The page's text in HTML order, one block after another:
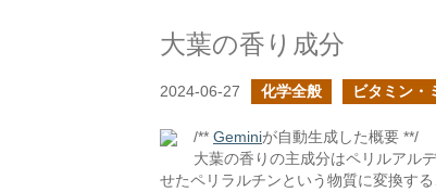
大葉の香り成分
2024-06-27 化学全般 ビタミン・
/** Geminiが自動生成した概要 **/
大葉の香りの主成分はペリルアル
せたペリラルチンという物質に変換す